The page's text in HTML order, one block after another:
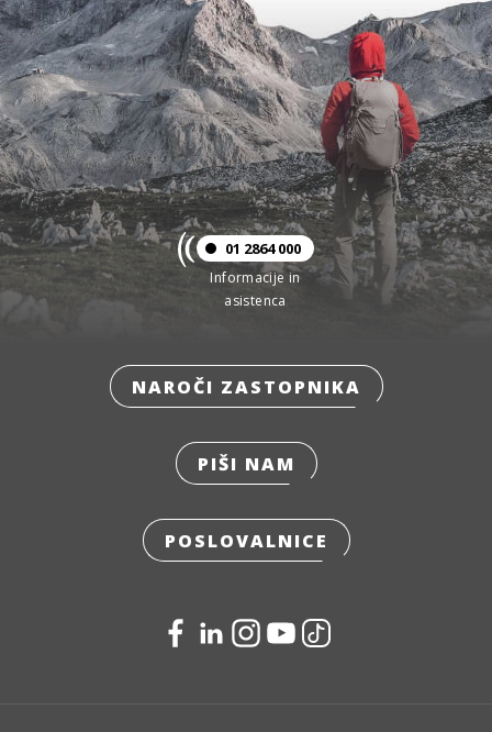
01 2864 000
Informacije in
asistenca
NAROČI ZASTOPNIKA
PIŠI NAM
POSLOVALNICE